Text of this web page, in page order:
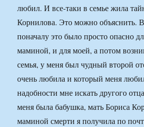
любил. И все-таки в семье жила
Корнилова. Это можно объяснить.
поначалу это было просто опасно
маминой, и для моей, а потом
семья, у меня был чудный второй
очень любила и который меня
надобности мне искать другого
меня была бабушка, мать Бориса
маминой смерти я получила по